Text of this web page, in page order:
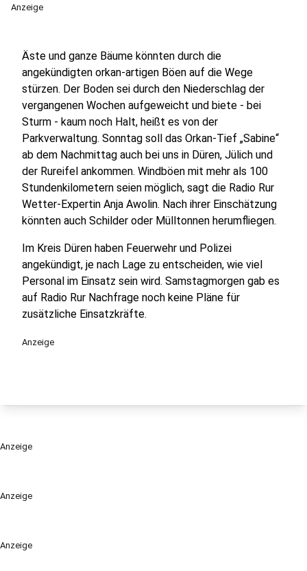
Anzeige
Anzeige
Anzeige
Äste und ganze Bäume könnten durch die
angekündigten orkan-artigen Böen auf die Wege
stürzen. Der Boden sei durch den Niederschlag der
vergangenen Wochen aufgeweicht und biete - bei
Sturm - kaum noch Halt, heißt es von der
Parkverwaltung. Sonntag soll das Orkan-Tief „Sabine“
ab dem Nachmittag auch bei uns in Düren, Jülich und
der Rureifel ankommen. Windböen mit mehr als 100
Stundenkilometern seien möglich, sagt die Radio Rur
Wetter-Expertin Anja Awolin. Nach ihrer Einschätzung
könnten auch Schilder oder Mülltonnen herumfliegen.
Im Kreis Düren haben Feuerwehr und Polizei
angekündigt, je nach Lage zu entscheiden, wie viel
Personal im Einsatz sein wird. Samstagmorgen gab es
auf Radio Rur Nachfrage noch keine Pläne für
zusätzliche Einsatzkräfte.
Anzeige
Anzeige